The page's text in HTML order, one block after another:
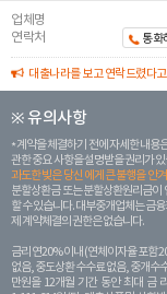
업체명
연락처
통화
대출나라를 보고 연락드렸다
※ 유의사항
계약을 체결하기 전에 자세한 내용
관한 중요 사항을 설명받을 권리가
과도한 빚은 당신 에게 큰 불행을 안
분할상환금 또는 분할상환원리금이
할 수 있습니다. 대부중개업체는 금
제 계약체결의 권한은 없습니다.
금리 연20% 이내 (연체이자율 포함
없음, 중도상환 수수료 없음, 중개수
만원을 12개월 기간 동안 최대 금